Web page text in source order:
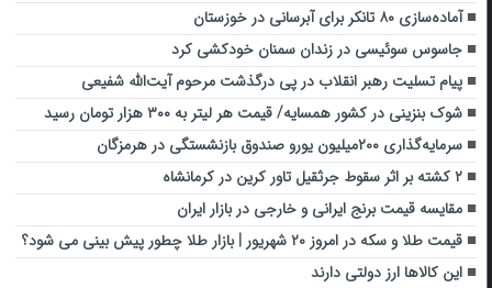
آماده‌سازی ۸۰ تانکر برای آبرسانی در خوزستان
جاسوس سوئیسی در زندان سمنان خودکشی کرد
پیام تسلیت رهبر انقلاب در پی درگذشت مرحوم آیت‌الله شفیعی
شوک بنزینی در کشور همسایه/ قیمت هر لیتر به ۳۰۰ هزار تومان رسید
سرمایه‌گذاری ۲۰۰میلیون یورو صندوق بازنشستگی در هرمزگان
۲ کشته بر اثر سقوط جرثقیل تاور کرین در کرمانشاه
مقایسه قیمت برنج ایرانی و خارجی در بازار ایران
قیمت طلا و سکه در امروز ۲۰ شهریور | بازار طلا چطور پیش بینی می شود؟
این کالاها ارز دولتی دارند